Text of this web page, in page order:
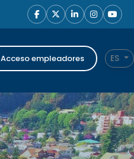
Acceso empleadores ES